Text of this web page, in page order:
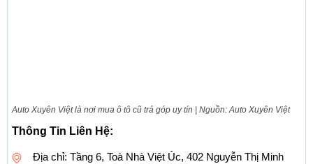
Auto Xuyên Việt là nơi mua ô tô cũ trả góp uy tín | Nguồn: Auto Xuyên Việt
Thông Tin Liên Hệ:
Địa chỉ: Tầng 6, Toà Nhà Việt Úc, 402 Nguyễn Thị Minh